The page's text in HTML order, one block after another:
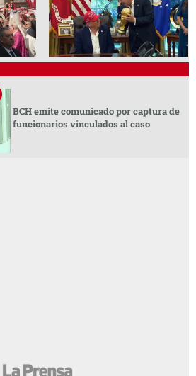
BCH emite comunicado por captura de
funcionarios vinculados al caso